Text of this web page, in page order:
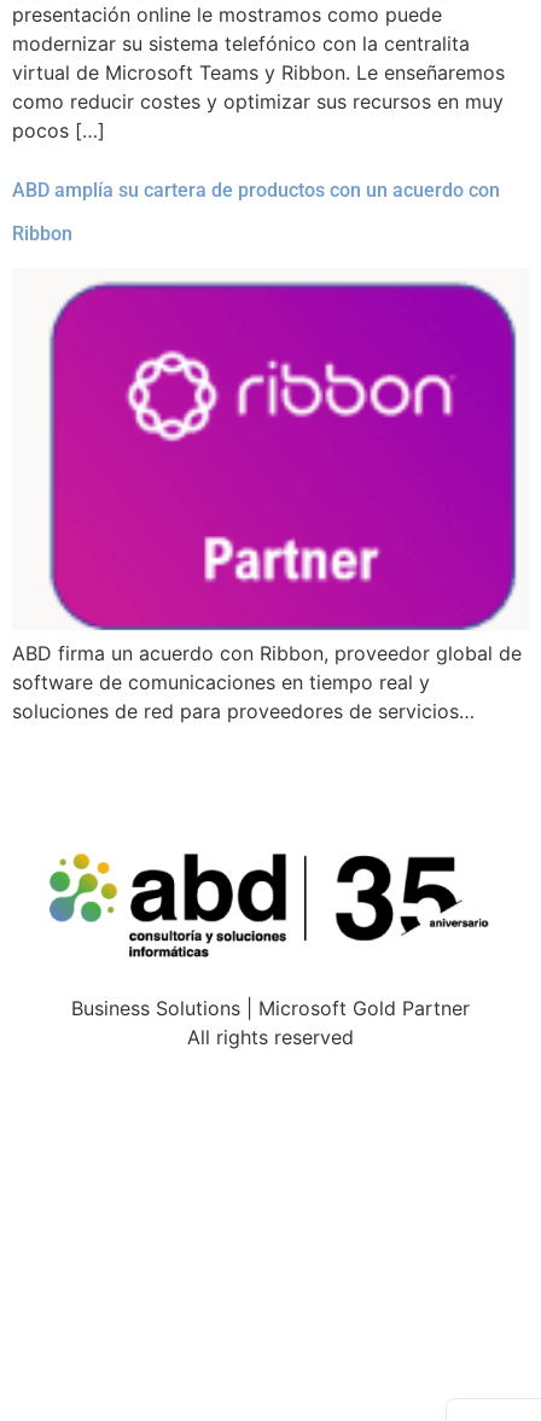
presentación online le mostramos como puede
modernizar su sistema telefónico con la centralita
virtual de Microsoft Teams y Ribbon. Le enseñaremos
como reducir costes y optimizar sus recursos en muy
pocos […]
ABD amplía su cartera de productos con un acuerdo con
Ribbon
ABD firma un acuerdo con Ribbon, proveedor global de
software de comunicaciones en tiempo real y
soluciones de red para proveedores de servicios…
Business Solutions | Microsoft Gold Partner
All rights reserved